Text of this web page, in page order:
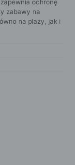
ochronę
zabawy na
na plaży, jak i